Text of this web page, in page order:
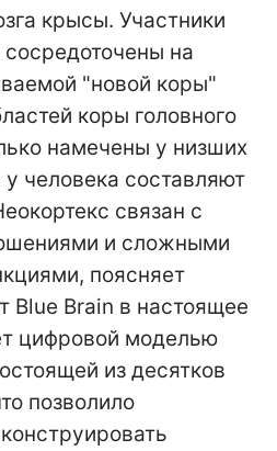
крысы. Участники
сосредоточены на
"новой коры"
коры головного
намечены у низших
человека составляют
связан с
и сложными
поясняет
Blue Brain в настоящее
цифровой моделью
из десятков
позволило